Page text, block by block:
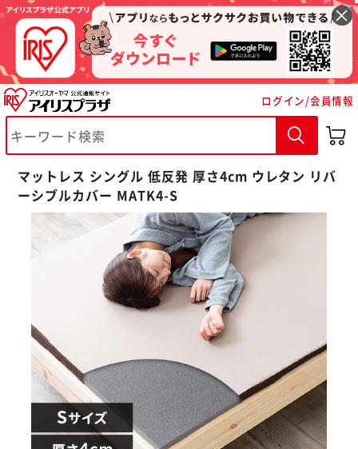
ログイン/会員情報
マットレス シングル 低反発 厚さ4cm ウレタン リバ
ーシブルカバー MATK4-S